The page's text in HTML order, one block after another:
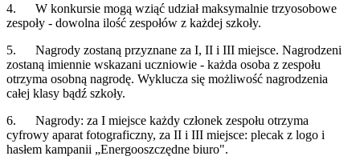
4. W konkursie mogą wziąć udział maksymalnie trzyosobowe
zespoły - dowolna ilość zespołów z każdej szkoły.
5. Nagrody zostaną przyznane za I, II i III miejsce. Nagrodzeni
zostaną imiennie wskazani uczniowie - każda osoba z zespołu
otrzyma osobną nagrodę. Wyklucza się możliwość nagrodzenia
całej klasy bądź szkoły.
6. Nagrody: za I miejsce każdy członek zespołu otrzyma
cyfrowy aparat fotograficzny, za II i III miejsce: plecak z logo i
hasłem kampanii „Energooszczędne biuro".